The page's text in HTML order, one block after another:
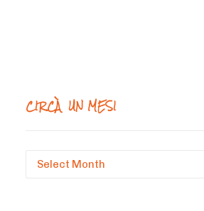
CIRCÀ UN MESI
Circà